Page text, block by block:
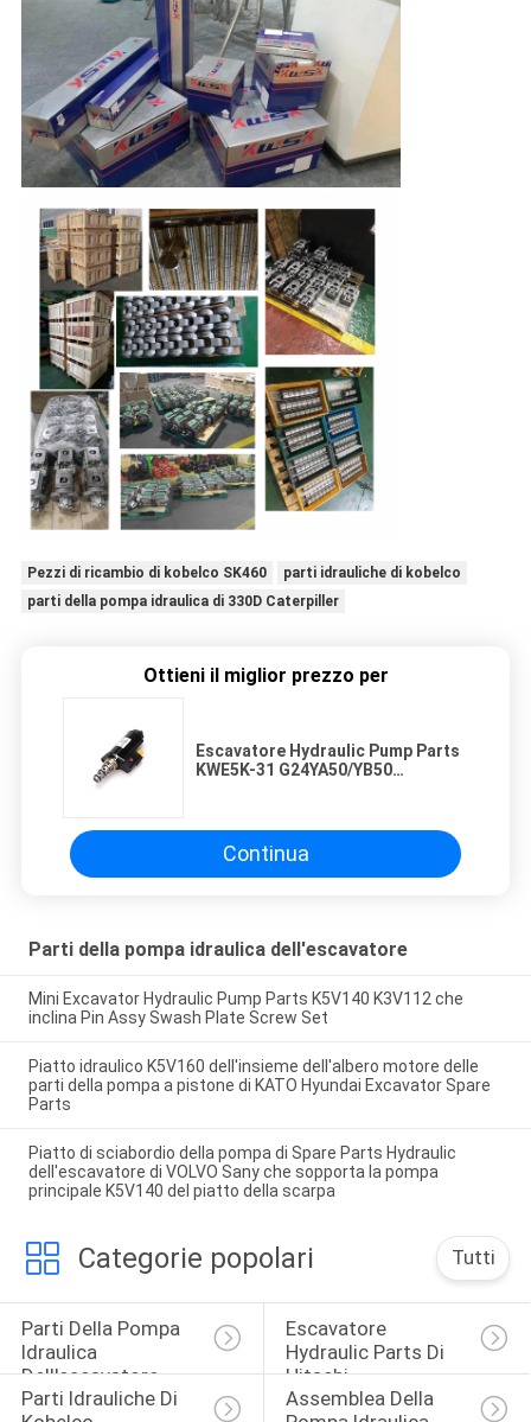
Pezzi di ricambio di kobelco SK460
parti idrauliche di kobelco
parti della pompa idraulica di 330D Caterpiller
Ottieni il miglior prezzo per
Escavatore Hydraulic Pump Parts
KWE5K-31 G24YA50/YB50
Continua
Parti della pompa idraulica dell'escavatore
Mini Excavator Hydraulic Pump Parts K5V140 K3V112 che
inclina Pin Assy Swash Plate Screw Set
Piatto idraulico K5V160 dell'insieme dell'albero motore delle
parti della pompa a pistone di KATO Hyundai Excavator Spare
Parts
Piatto di sciabordio della pompa di Spare Parts Hydraulic
dell'escavatore di VOLVO Sany che sopporta la pompa
principale K5V140 del piatto della scarpa
Categorie popolari Tutti
Parti Della Pompa
Idraulica
Dell'escavatore
Escavatore
Hydraulic Parts Di
Hitachi
Parti Idrauliche Di
Assemblea Della